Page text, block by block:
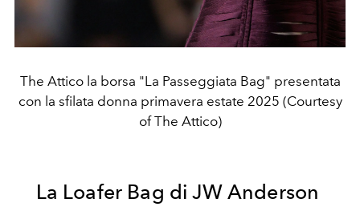
The Attico la borsa "La Passeggiata Bag" presentata
con la sfilata donna primavera estate 2025 (Courtesy
of The Attico)
La Loafer Bag di JW Anderson